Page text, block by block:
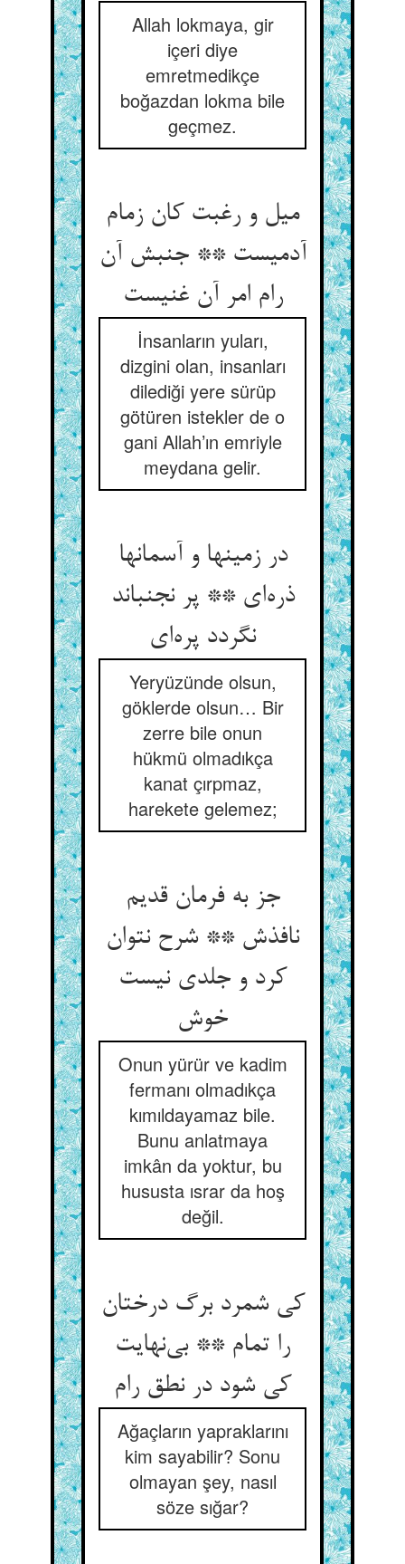
Allah lokmaya, gir
içeri diye
emretmedikçe
boğazdan lokma bile
geçmez.
میل و رغبت کان زمام
آدمیست ** جنبش آن
رام امر آن غنیست
İnsanların yuları,
dizgini olan, insanları
dilediği yere sürüp
götüren istekler de o
gani Allah’ın emriyle
meydana gelir.
در زمینها و آسمانها
ذره‌ای ** پر نجنباند
نگردد پره‌ای
Yeryüzünde olsun,
göklerde olsun… Bir
zerre bile onun
hükmü olmadıkça
kanat çırpmaz,
harekete gelemez;
جز به فرمان قدیم
نافذش ** شرح نتوان
کرد و جلدی نیست
خوش
Onun yürür ve kadim
fermanı olmadıkça
kımıldayamaz bile.
Bunu anlatmaya
imkân da yoktur, bu
hususta ısrar da hoş
değil.
کی شمرد برگ درختان
را تمام ** بی‌نهایت
کی شود در نطق رام
Ağaçların yapraklarını
kim sayabilir? Sonu
olmayan şey, nasıl
söze sığar?